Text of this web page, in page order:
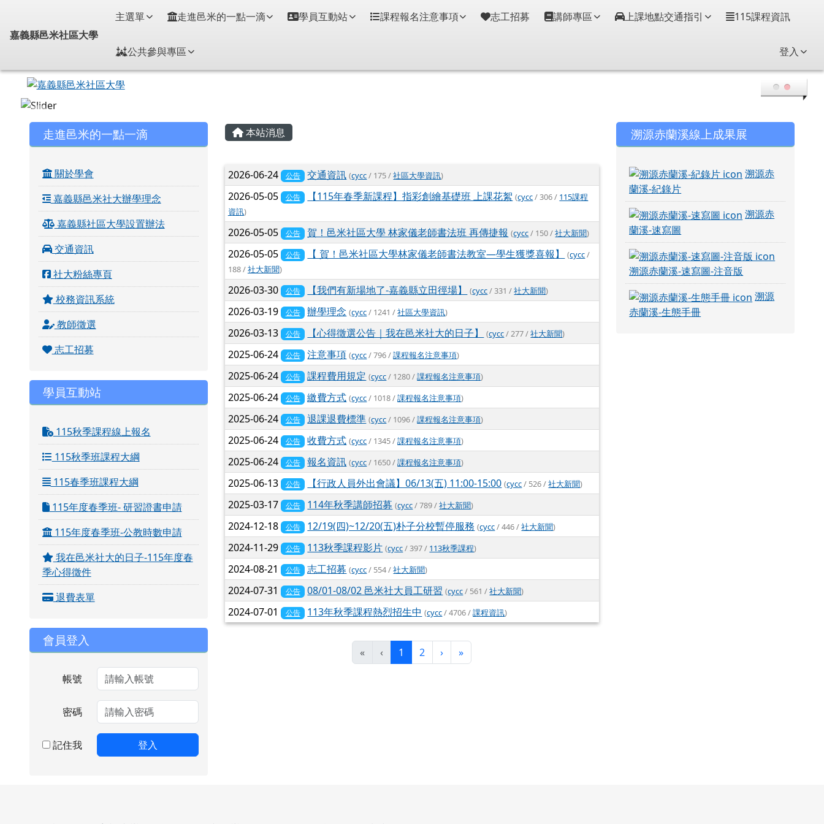
嘉義縣邑米社區大學
嘉義縣邑米社區大學
主選單 走進邑米的一點一滴 學員互動站 課程報名注意事項 志工招募 講師專區 上課地點交通指引 115課程資訊
公共參與專區 登入
左邊區域內容
走進邑米的一點一滴
關於學會
嘉義縣邑米社大辦學理念
嘉義縣社區大學設置辦法
交通資訊
社大粉絲專頁
校務資訊系統
教師徵選
志工招募
學員互動站
115秋季課程線上報名
115秋季班課程大綱
115春季班課程大綱
115年度春季班- 研習證書申請
115年度春季班-公教時數申請
我在邑米社大的日子-115年度春
季心得徵件
退費表單
會員登入
帳號
密碼
記住我 登入
主內容區域
本站消息
文章列表
2026-06-24 公告 交通資訊 (cycc/ 175 /社區大學資訊)
2026-05-05 公告 【115年春季新課程】指彩創繪基礎班 上課花絮 (cycc/ 306 / 115課程
資訊)
2026-05-05 公告 賀！邑米社區大學 林家儀老師書法班 再傳捷報 (cycc/ 150 /社大新聞)
2026-05-05 公告 【 賀！邑米社區大學林家儀老師書法教室—學生獲獎喜報】 (cycc/
188 /社大新聞)
2026-03-30 公告 【我們有新場地了-嘉義縣立田徑場】 (cycc/ 331 /社大新聞)
2026-03-19 公告 辦學理念 (cycc/ 1241 /社區大學資訊)
2026-03-13 公告 【心得徵選公告｜我在邑米社大的日子】 (cycc/ 277 /社大新聞)
2025-06-24 公告 注意事項 (cycc/ 796 /課程報名注意事項)
2025-06-24 公告 課程費用規定 (cycc/ 1280 /課程報名注意事項)
2025-06-24 公告 繳費方式 (cycc/ 1018 /課程報名注意事項)
2025-06-24 公告 退課退費標準 (cycc/ 1096 /課程報名注意事項)
2025-06-24 公告 收費方式 (cycc/ 1345 /課程報名注意事項)
2025-06-24 公告 報名資訊 (cycc/ 1650 /課程報名注意事項)
2025-06-13 公告 【行政人員外出會議】06/13(五) 11:00-15:00 (cycc/ 526 /社大新聞)
2025-03-17 公告 114年秋季講師招募 (cycc/ 789 /社大新聞)
2024-12-18 公告 12/19(四)~12/20(五)朴子分校暫停服務 (cycc/ 446 /社大新聞)
2024-11-29 公告 113秋季課程影片 (cycc/ 397 / 113秋季課程)
2024-08-21 公告 志工招募 (cycc/ 554 /社大新聞)
2024-07-31 公告 08/01-08/02 邑米社大員工研習 (cycc/ 561 /社大新聞)
2024-07-01 公告 113年秋季課程熱烈招生中 (cycc/ 4706 /課程資訊)
« ‹ 1 (目前頁次)
2 ›下一頁
»最後頁
右邊區域內容
溯源赤蘭溪線上成果展
溯源赤
蘭溪-紀錄片
溯源赤
蘭溪-速寫圖
溯源赤蘭溪-速寫圖-注音版
溯源
赤蘭溪-生態手冊
頁尾區域